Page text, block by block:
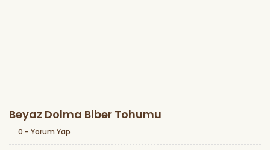
Beyaz Dolma Biber Tohumu
0 - Yorum Yap